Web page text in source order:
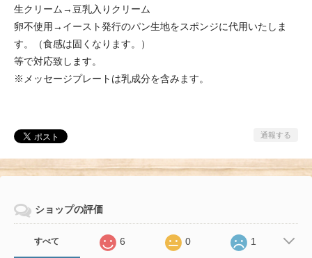
生クリーム→豆乳入りクリーム
卵不使用→イースト発行のパン生地をスポンジに代用いたしま
す。（食感は固くなります。）
等で対応致します。
※メッセージプレートは乳成分を含みます。
通報する
ショップの評価
すべて 6 0 1